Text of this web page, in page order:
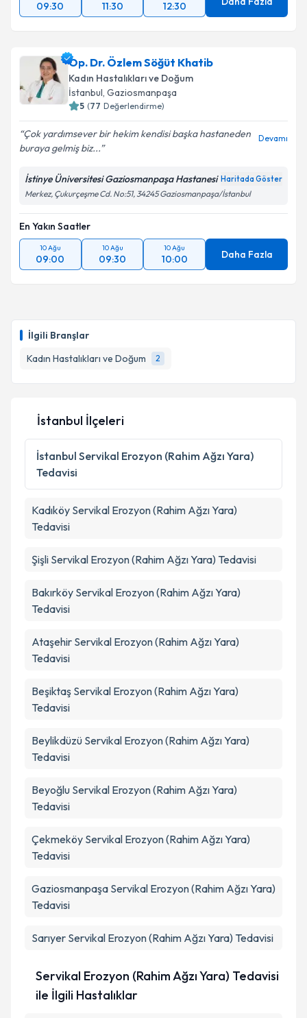
İlgili Branşlar
Kadın Hastalıkları ve Doğum
2
09:30 11:30 12:30
Op. Dr. Özlem Söğüt Khatib
Kadın Hastalıkları ve Doğum
İstanbul, Gaziosmanpaşa
5 (77 Değerlendirme)
Çok yardımsever bir hekim kendisi başka hastaneden
buraya gelmiş biz...
Devamı
İstinye Üniversitesi Gaziosmanpaşa Hastanesi Haritada Göster
Merkez, Çukurçeşme Cd. No:51, 34245 Gaziosmanpaşa/İstanbul
En Yakın Saatler
10 Ağu
09:00
10 Ağu
09:30
10 Ağu
10:00 Daha Fazla
İstanbul İlçeleri
İstanbul Servikal Erozyon (Rahim Ağzı Yara)
Tedavisi
Kadıköy Servikal Erozyon (Rahim Ağzı Yara)
Tedavisi
Şişli Servikal Erozyon (Rahim Ağzı Yara) Tedavisi
Bakırköy Servikal Erozyon (Rahim Ağzı Yara)
Tedavisi
Ataşehir Servikal Erozyon (Rahim Ağzı Yara)
Tedavisi
Beşiktaş Servikal Erozyon (Rahim Ağzı Yara)
Tedavisi
Beylikdüzü Servikal Erozyon (Rahim Ağzı Yara)
Tedavisi
Beyoğlu Servikal Erozyon (Rahim Ağzı Yara)
Tedavisi
Çekmeköy Servikal Erozyon (Rahim Ağzı Yara)
Tedavisi
Gaziosmanpaşa Servikal Erozyon (Rahim Ağzı Yara)
Tedavisi
Sarıyer Servikal Erozyon (Rahim Ağzı Yara) Tedavisi
Servikal Erozyon (Rahim Ağzı Yara) Tedavisi
ile İlgili Hastalıklar